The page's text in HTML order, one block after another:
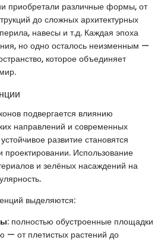
приобретали различные формы, от
до сложных архитектурных
навесы и т.д. Каждая эпоха
но одно осталось неизменным —
которое объединяет
подвергается влиянию
направлений и современных
развитие становятся
Использование
и зелёных насаждений на
выделяются:
: полностью обустроенные площадки
— от плетистых растений до